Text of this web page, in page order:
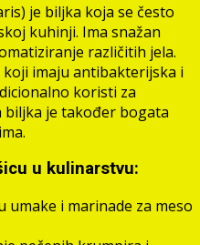
je biljka koja se često
kuhinji. Ima snažan
različitih jela.
koji imaju antibakterijska i
koristi za
biljka je također bogata
u kulinarstvu:
umake i marinade za meso